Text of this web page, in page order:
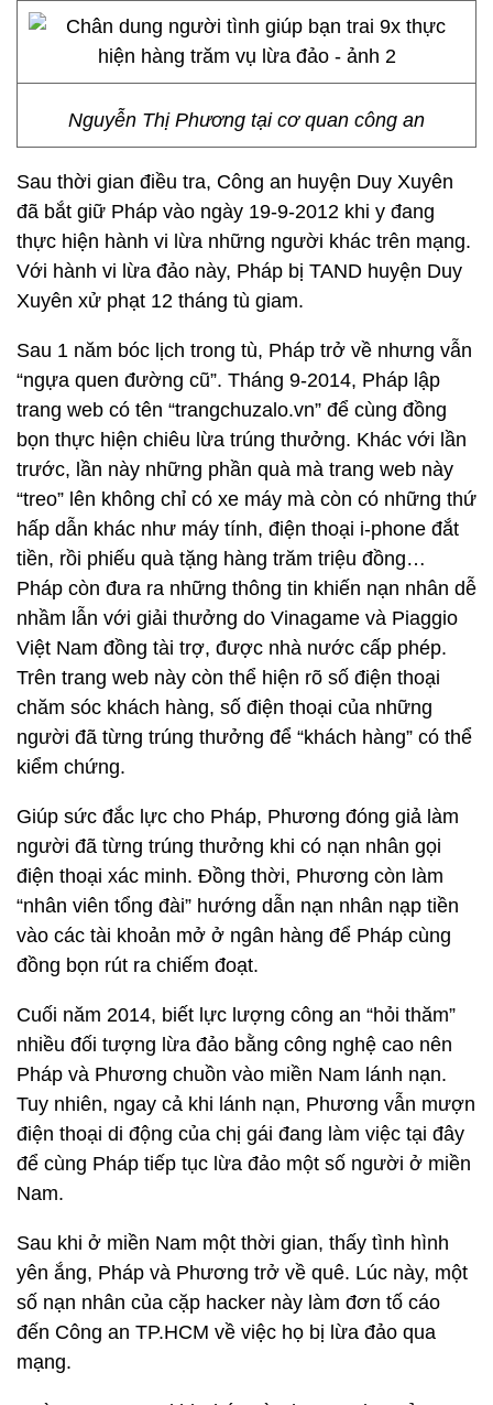
Nguyễn Thị Phương tại cơ quan công an
Sau thời gian điều tra, Công an huyện Duy Xuyên
đã bắt giữ Pháp vào ngày 19-9-2012 khi y đang
thực hiện hành vi lừa những người khác trên mạng.
Với hành vi lừa đảo này, Pháp bị TAND huyện Duy
Xuyên xử phạt 12 tháng tù giam.
Sau 1 năm bóc lịch trong tù, Pháp trở về nhưng vẫn
“ngựa quen đường cũ”. Tháng 9-2014, Pháp lập
trang web có tên “trangchuzalo.vn” để cùng đồng
bọn thực hiện chiêu lừa trúng thưởng. Khác với lần
trước, lần này những phần quà mà trang web này
“treo” lên không chỉ có xe máy mà còn có những thứ
hấp dẫn khác như máy tính, điện thoại i-phone đắt
tiền, rồi phiếu quà tặng hàng trăm triệu đồng…
Pháp còn đưa ra những thông tin khiến nạn nhân dễ
nhầm lẫn với giải thưởng do Vinagame và Piaggio
Việt Nam đồng tài trợ, được nhà nước cấp phép.
Trên trang web này còn thể hiện rõ số điện thoại
chăm sóc khách hàng, số điện thoại của những
người đã từng trúng thưởng để “khách hàng” có thể
kiểm chứng.
Giúp sức đắc lực cho Pháp, Phương đóng giả làm
người đã từng trúng thưởng khi có nạn nhân gọi
điện thoại xác minh. Đồng thời, Phương còn làm
“nhân viên tổng đài” hướng dẫn nạn nhân nạp tiền
vào các tài khoản mở ở ngân hàng để Pháp cùng
đồng bọn rút ra chiếm đoạt.
Cuối năm 2014, biết lực lượng công an “hỏi thăm”
nhiều đối tượng lừa đảo bằng công nghệ cao nên
Pháp và Phương chuồn vào miền Nam lánh nạn.
Tuy nhiên, ngay cả khi lánh nạn, Phương vẫn mượn
điện thoại di động của chị gái đang làm việc tại đây
để cùng Pháp tiếp tục lừa đảo một số người ở miền
Nam.
Sau khi ở miền Nam một thời gian, thấy tình hình
yên ắng, Pháp và Phương trở về quê. Lúc này, một
số nạn nhân của cặp hacker này làm đơn tố cáo
đến Công an TP.HCM về việc họ bị lừa đảo qua
mạng.